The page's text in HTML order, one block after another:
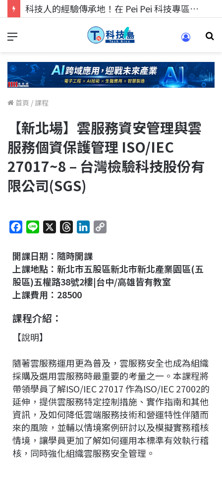
科技人的經驗傳承地！在 Pei Pei 科技專區，與學弟妹交流最硬核的技術
首頁 / 課程
【新北場】雲服務資安管理與雲
服務個資保護管理 ISO/IEC
27017~8 – 台灣檢驗科技股份有
限公司(SGS)
c
e
b
o
k
n
e
r
e
a
d
n
k
e
d
y
L
開課日期：隨時開課
上課地點：新北市五股區新北市新北產業園區(五
股區)五權路38號2樓|台中/高雄皆有教室
上課費用：28500
課程介紹：
【說明】
隨著雲服務運用更為普及，雲服務安全也成為組織
採購及選用雲服務時最重要的考量之一。本課程將
帶領學員了解ISO/IEC 27017 作為ISO/IEC 27002的
延伸，提供雲服務特定控制措施、實作指南和其他
資訊，及如何降低雲端服務技術和營運特性伴隨而
來的風險，並輔以情境案例研討以及模擬實務稽核
情境，讓學員更加了解如何運用本標準有效執行稽
核，同時強化組織雲服務安全管理。